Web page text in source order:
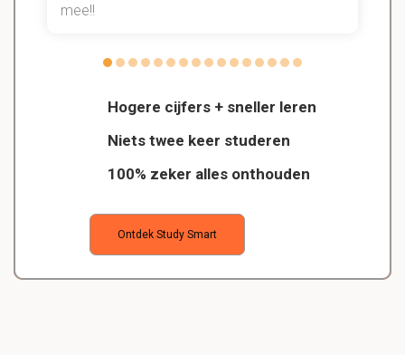
Hogere cijfers + sneller leren
Niets twee keer studeren
100% zeker alles onthouden
Ontdek Study Smart
mee!!